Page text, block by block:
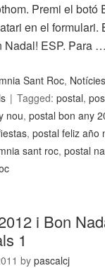
Premi el
en el formulari.
Nadal! ESP. Para …
Sant Roc,
Tagged:postal,
nou,postal bon any
,postal feliz año
sant roc,postal
i Bon
1
bypascalcj